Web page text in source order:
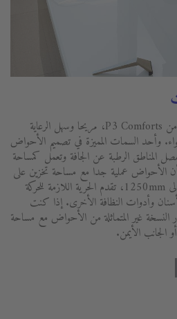
التغير الناعم بفكر في الصيني جعل من P3 Comforts، مريحا وسهل الرعاية
وأحد السمات المميزة في تصميم الأحواض
المناطق الرطبة عن الجافة وتعمل كمساحة
أن الأحواض عملية جدا مع مساحة تخزين على
كلا الجانبين، وبعرض كلي يصل إلى 1250mm، تقدم الحرية اللازمة للحركة
وأدوات النظافة الأخرى. إذا كنت
غير المتماثلة من الأحواض مع مساحة
الجانب الأيمن.